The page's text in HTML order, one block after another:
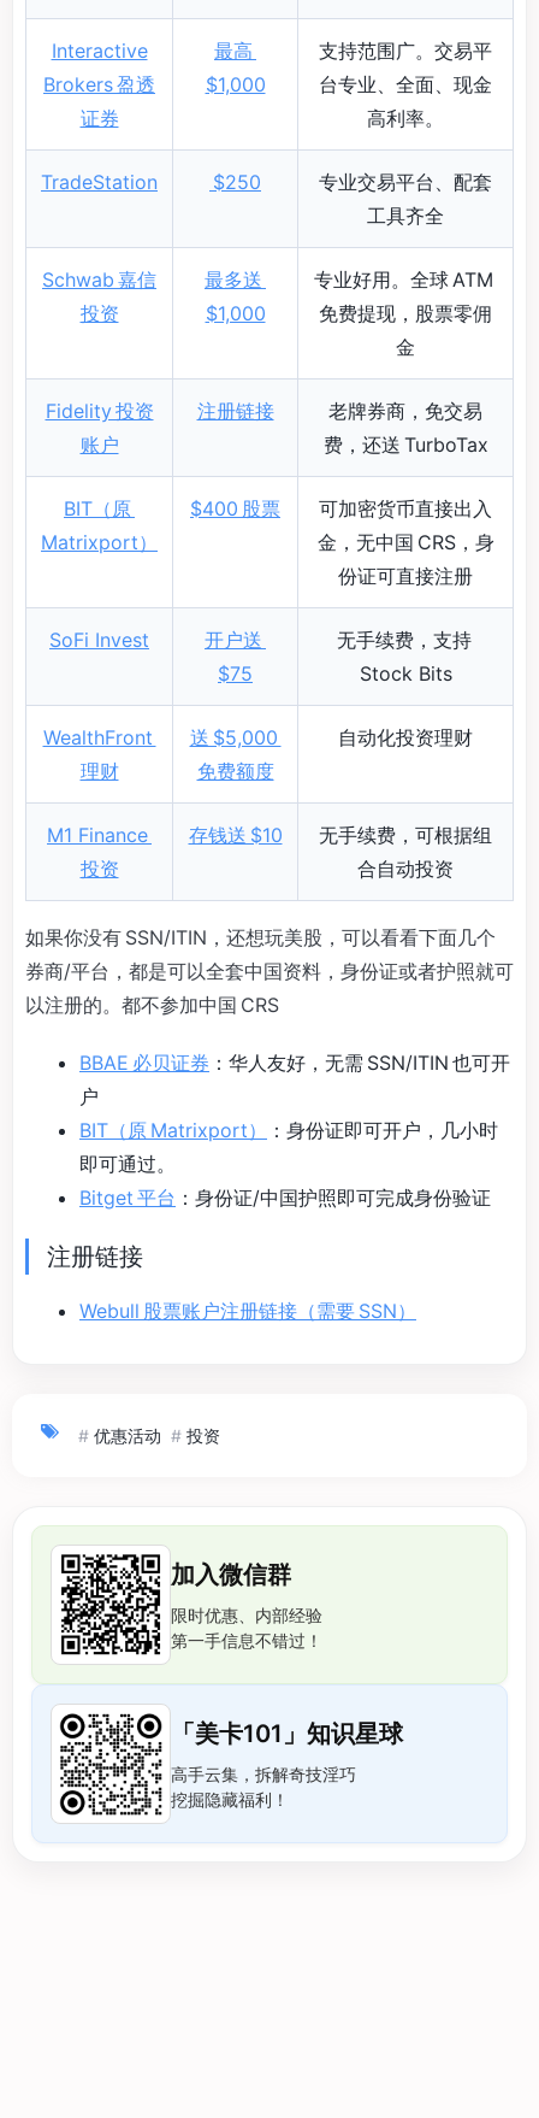
Interactive
Brokers 盈透
证券
最高
$1,000
支持范围广。交易平
台专业、全面、现金
高利率。
TradeStation $250
专业交易平台、配套
工具齐全
Schwab 嘉信
投资
最多送
$1,000
专业好用。全球 ATM
免费提现，股票零佣
金
Fidelity 投资
账户
注册链接
老牌券商，免交易
费，还送 TurboTax
BIT（原
Matrixport）
$400 股票
可加密货币直接出入
金，无中国 CRS，身
份证可直接注册
SoFi Invest
开户送
$75
无手续费，支持
Stock Bits
WealthFront
理财
送 $5,000
免费额度
自动化投资理财
M1 Finance
投资
存钱送 $10
无手续费，可根据组
合自动投资
如果你没有 SSN/ITIN，还想玩美股，可以看看下面几个
券商/平台，都是可以全套中国资料，身份证或者护照就可
以注册的。都不参加中国 CRS
BBAE 必贝证券 ：华人友好，无需 SSN/ITIN 也可开
户
BIT（原 Matrixport）
：身份证即可开户，几小时
即可通过。
Bitget 平台 ：身份证/中国护照即可完成身份验证
注册链接
Webull 股票账户注册链接（需要 SSN）
# 优惠活动 # 投资
加入微信群
限时优惠、内部经验
第一手信息不错过！
「美卡101」知识星球
高手云集，拆解奇技淫巧
挖掘隐藏福利！